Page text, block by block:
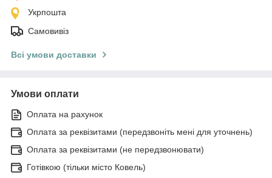
Укрпошта
Самовивіз
Всі умови доставки
Умови оплати
Оплата на рахунок
Оплата за реквізитами (передзвоніть мені для уточнень)
Оплата за реквізитами (не передзвонювати)
Готівкою (тільки місто Ковель)